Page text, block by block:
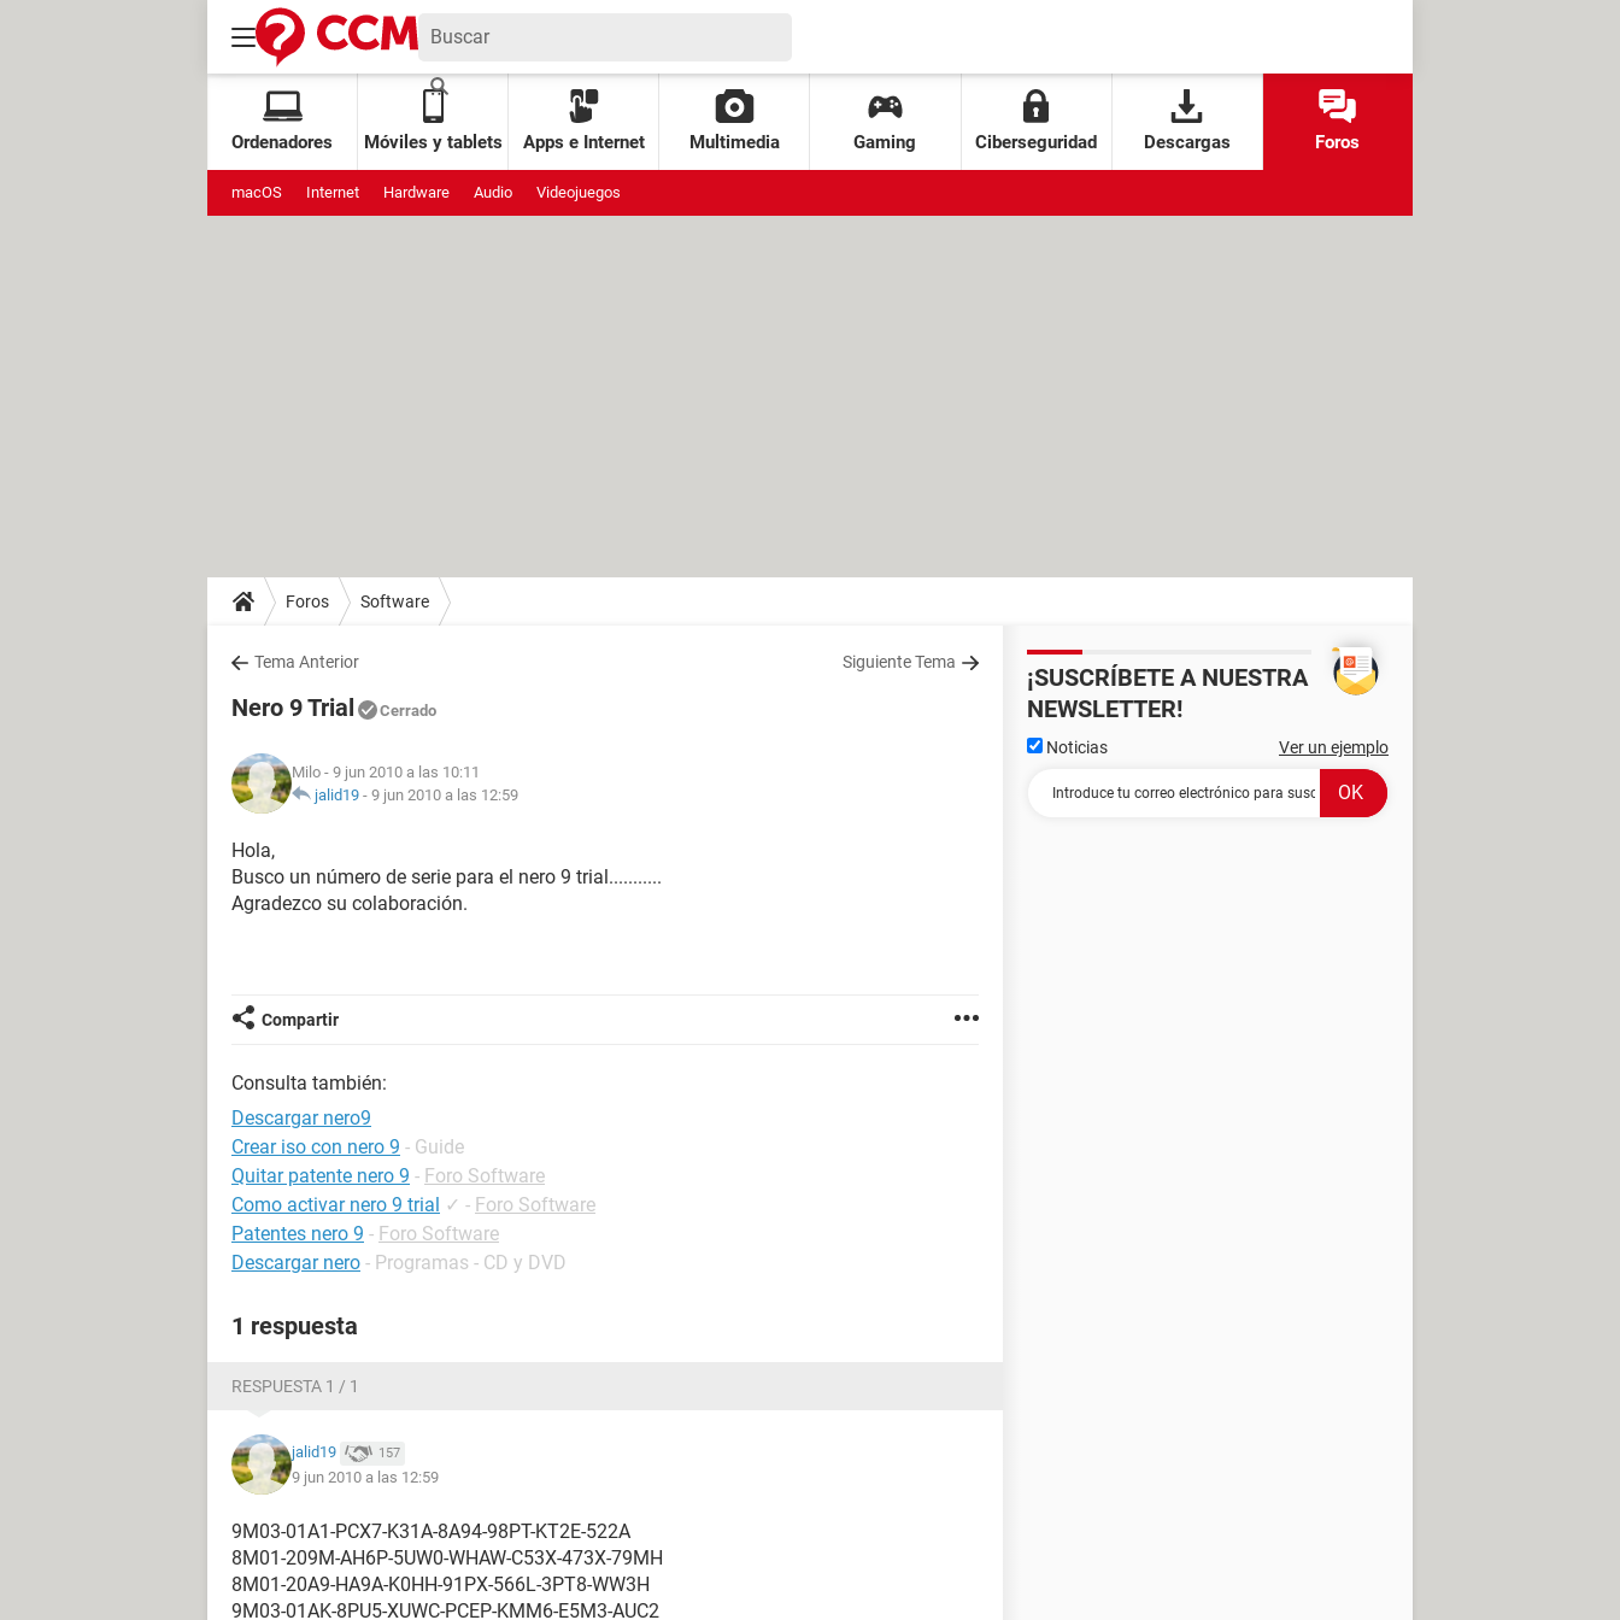
Ordenadores Móviles y tablets Apps e Internet Multimedia Gaming Ciberseguridad Descargas Foros
macOS Internet Hardware Audio Videojuegos
Foros Software
Tema Anterior Siguiente Tema
Nero 9 Trial Cerrado
Milo - 9 jun 2010 a las 10:11
jalid19 - 9 jun 2010 a las 12:59
Hola,
Busco un número de serie para el nero 9 trial...........
Agradezco su colaboración.
Compartir
Consulta también:
Descargar nero9
Crear iso con nero 9 - Guide
Quitar patente nero 9 - Foro Software
Como activar nero 9 trial ✓ - Foro Software
Patentes nero 9 - Foro Software
Descargar nero - Programas - CD y DVD
1 respuesta
RESPUESTA 1 / 1
jalid19 157
9 jun 2010 a las 12:59
9M03-01A1-PCX7-K31A-8A94-98PT-KT2E-522A
8M01-209M-AH6P-5UW0-WHAW-C53X-473X-79MH
8M01-20A9-HA9A-K0HH-91PX-566L-3PT8-WW3H
9M03-01AK-8PU5-XUWC-PCEP-KMM6-E5M3-AUC2
¡SUSCRÍBETE A NUESTRA
NEWSLETTER!
Noticias Ver un ejemplo